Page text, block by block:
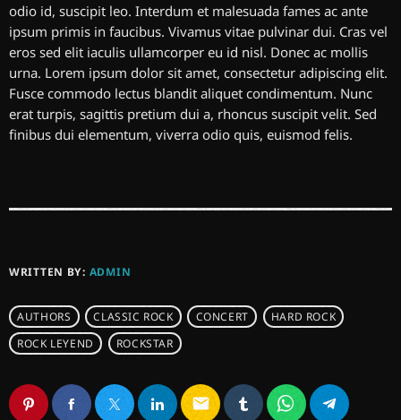
odio id, suscipit leo. Interdum et malesuada fames ac ante
ipsum primis in faucibus. Vivamus vitae pulvinar dui. Cras vel
eros sed elit iaculis ullamcorper eu id nisl. Donec ac mollis
urna. Lorem ipsum dolor sit amet, consectetur adipiscing elit.
Fusce commodo lectus blandit aliquet condimentum. Nunc
erat turpis, sagittis pretium dui a, rhoncus suscipit velit. Sed
finibus dui elementum, viverra odio quis, euismod felis.
WRITTEN BY: ADMIN
AUTHORS CLASSIC ROCK CONCERT
HARD ROCK
ROCK LEYEND
ROCKSTAR
email